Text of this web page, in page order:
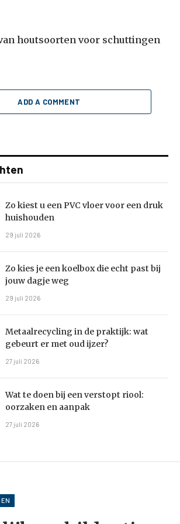
houtsoorten voor schuttingen
ADD A COMMENT
Zo kiest u een PVC vloer voor een druk
huishouden
29 juli 2026
Zo kies je een koelbox die echt past bij
jouw dagje weg
29 juli 2026
Metaalrecycling in de praktijk: wat
gebeurt er met oud ijzer?
27 juli 2026
Wat te doen bij een verstopt riool:
oorzaken en aanpak
27 juli 2026